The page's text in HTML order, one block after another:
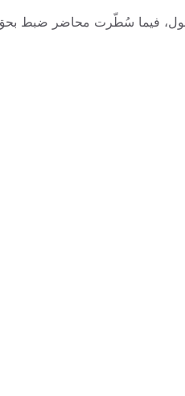
فيما سُطّرت محاضر ضبط